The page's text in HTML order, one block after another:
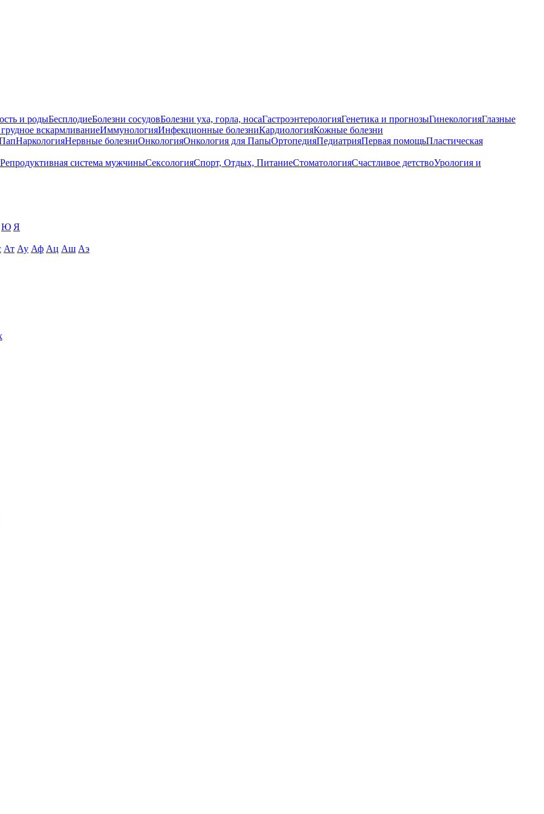
и родыБесплодиеБолезни сосудовБолезни уха, горла, носаГастроэнтерологияГенетика и прогнозыГинекологияГлазные
вскармливаниеИммунологияИнфекционные болезниКардиологияКожные болезни
НаркологияНервные болезниОнкологияОнкология для ПапыОртопедияПедиатрияПервая помощьПластическая
Репродуктивная система мужчиныСексологияСпорт, Отдых, ПитаниеСтоматологияСчастливое детствоУрология и
Ю Я
Ат Ау Аф Ац Аш Аэ